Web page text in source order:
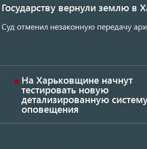
Государству вернули землю в
Суд отменил незаконную передачу
На Харьковщине начнут
тестировать новую
детализированную
оповещения